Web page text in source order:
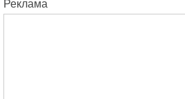
Реклама